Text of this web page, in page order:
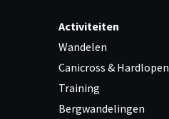
Activiteiten
Wandelen
Canicross & Hardlopen
Training
Bergwandelingen